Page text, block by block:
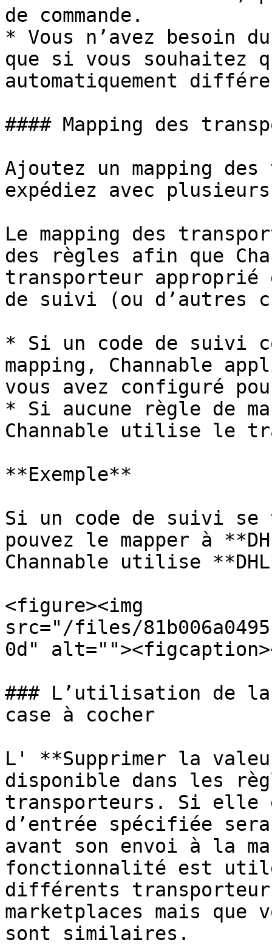
de commande.
* Vous n’avez besoin
que si vous souhaitez
automatiquement
#### Mapping des
Ajoutez un mapping
expédiez avec
Le mapping des
des règles afin que
transporteur approprié
de suivi (ou d’autres
* Si un code de suivi
mapping, Channable
vous avez configuré
* Si aucune règle de
Channable utilise le
**Exemple**
Si un code de suivi se
pouvez le mapper à
Channable utilise
<figure><img
src="/files/
0d"
### L’utilisation de
case à cocher
L' **Supprimer la
disponible dans les
transporteurs. Si elle
d’entrée spécifiée
avant son envoi à la
fonctionnalité est
différents
marketplaces mais que
sont similaires.